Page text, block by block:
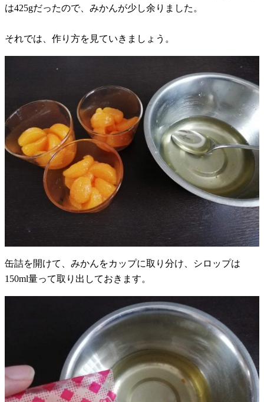
は425gだったので、みかんが少し余りました。
それでは、作り方を見ていきましょう。
缶詰を開けて、みかんをカップに取り分け、シロップは
150ml量って取り出しておきます。